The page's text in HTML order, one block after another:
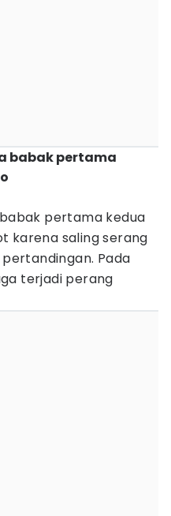
babak pertama
pertama kedua
karena saling serang
Pada
terjadi perang